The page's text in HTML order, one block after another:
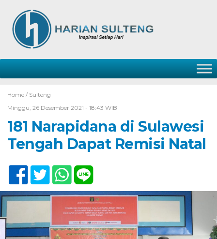
Home / Sulteng
Minggu, 26 Desember 2021 - 18:43 WIB
181 Narapidana di Sulawesi
Tengah Dapat Remisi Natal